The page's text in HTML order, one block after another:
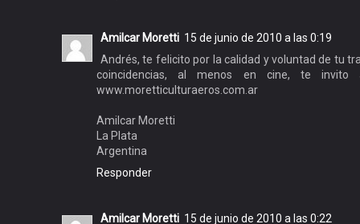
Amilcar Moretti 15 de junio de 2010 a las 0:19
Andrés, te felicito por la calidad y voluntad de tu
coincidencias, al menos en cine, te
www.moretticulturaeros.com.ar
Amilcar Moretti
La Plata
Argentina
Responder
Amilcar Moretti 15 de junio de 2010 a las 0:22